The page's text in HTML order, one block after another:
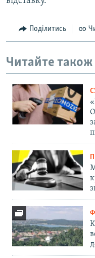
Поділитись
Читайте також